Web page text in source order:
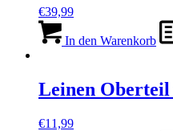
€39,99
In den Warenkorb
Leinen Oberteil
€11,99